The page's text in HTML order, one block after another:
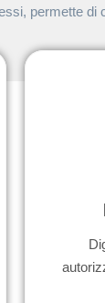
permette